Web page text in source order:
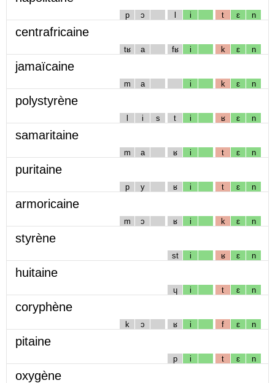
p ɔ l i t ɛ n
centrafricaine
tʁ a fʁ i k ɛ n
jamaïcaine
m a i k ɛ n
polystyrène
l i s t i ʁ ɛ n
samaritaine
m a ʁ i t ɛ n
puritaine
p y ʁ i t ɛ n
armoricaine
m ɔ ʁ i k ɛ n
styrène
st i ʁ ɛ n
huitaine
ɥ i t ɛ n
coryphène
k ɔ ʁ i f ɛ n
pitaine
p i t ɛ n
oxygène